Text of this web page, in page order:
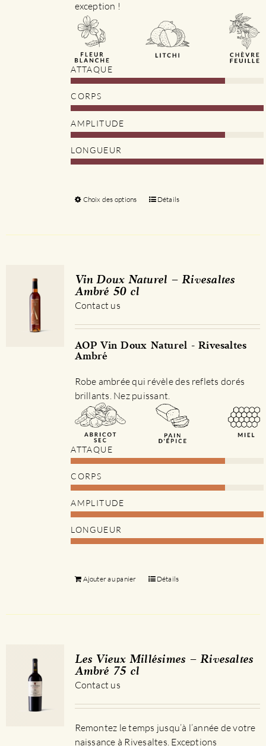
exception !
ATTAQUE
CORPS
AMPLITUDE
LONGUEUR
Choix des options
Ce
options
choisies
sur
du
produit
Détails
Vin Doux Naturel – Rivesaltes
Ambré 50 cl
Contact us
AOP Vin Doux Naturel - Rivesaltes
Ambré
Robe ambrée qui révèle des reflets dorés
brillants. Nez puissant.
ATTAQUE
CORPS
AMPLITUDE
LONGUEUR
Ajouter au panier Détails
Les Vieux Millésimes – Rivesaltes
Ambré 75 cl
Contact us
Remontez le temps jusqu’à l’année de votre
naissance à Rivesaltes. Exceptions